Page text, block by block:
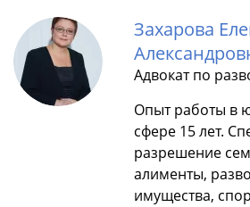
Захарова
Адвокат по
Опыт работы в
сфере 15 лет.
разрешение
алименты,
имущества,